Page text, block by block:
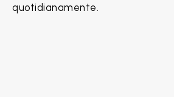
quotidianamente.